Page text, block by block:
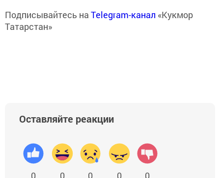
Подписывайтесь на Telegram-канал «Кукмор
Татарстан»
Оставляйте реакции
0 0 0 0 0